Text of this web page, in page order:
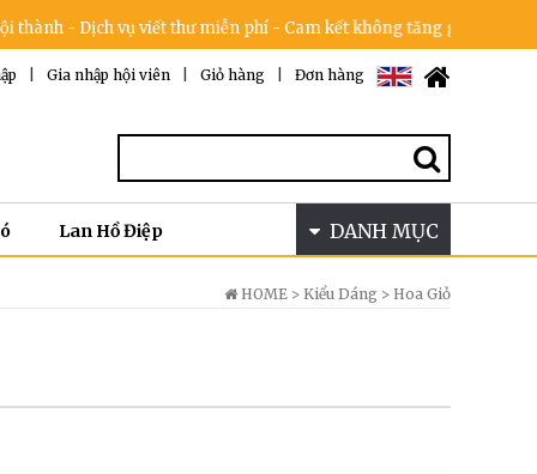
Dịch vụ viết thư miễn phí - Cam kết không tăng giá trong dịp lễ &
Đơn hàng
Giỏ hàng
Gia nhập hội viên
Lan Hồ Điệp DANH MỤC
HOME > Kiểu Dáng > Hoa Giỏ